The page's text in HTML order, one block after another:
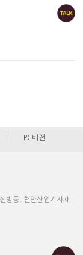
PC버전
방동, 천안산업기자재